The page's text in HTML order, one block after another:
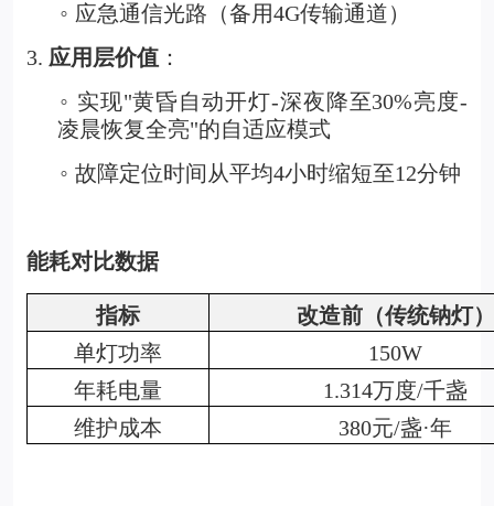
◦ 应急通信光路（备用4G传输通道）
3. 应用层价值：
◦ 实现"黄昏自动开灯-深夜降至30%亮度-
凌晨恢复全亮"的自适应模式
◦ 故障定位时间从平均4小时缩短至12分钟
能耗对比数据
指标
改造前（传统钠灯）
单灯功率
150W
年耗电量
1.314万度/千盏
维护成本
380元/盏·年